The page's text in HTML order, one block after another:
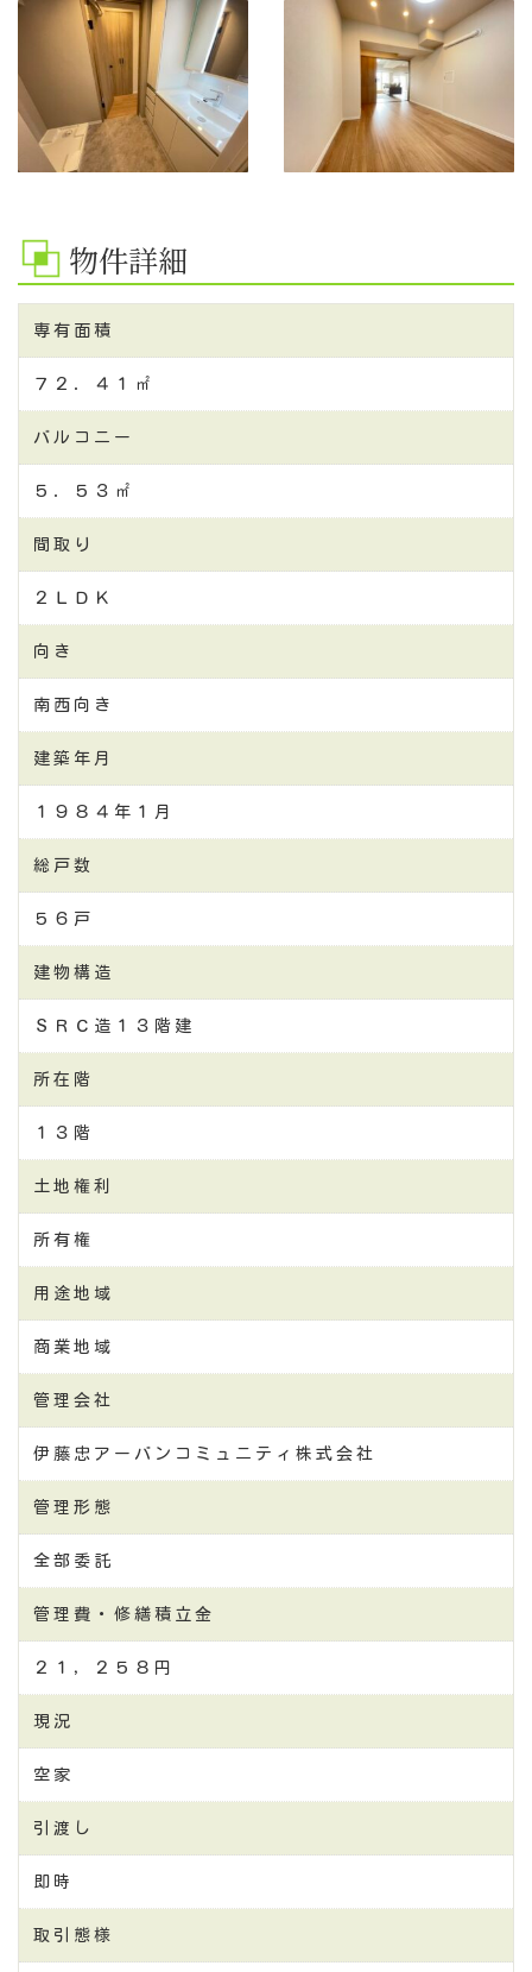
物件詳細
専有面積
７２．４１㎡
バルコニー
５．５３㎡
間取り
２ＬＤＫ
向き
南西向き
建築年月
１９８４年１月
総戸数
５６戸
建物構造
ＳＲＣ造１３階建
所在階
１３階
土地権利
所有権
用途地域
商業地域
管理会社
伊藤忠アーバンコミュニティ株式会社
管理形態
全部委託
管理費・修繕積立金
２１，２５８円
現況
空家
引渡し
即時
取引態様